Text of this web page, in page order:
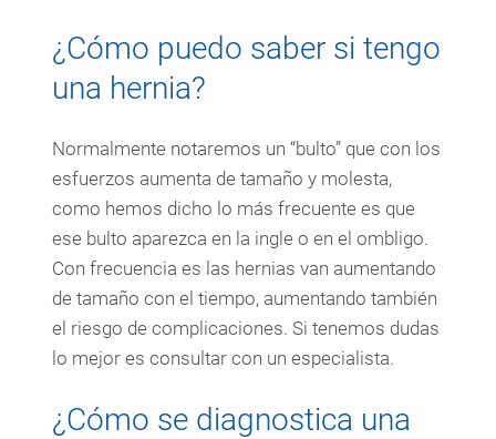
¿Cómo puedo saber si tengo
una hernia?
Normalmente notaremos un “bulto” que con los
esfuerzos aumenta de tamaño y molesta,
como hemos dicho lo más frecuente es que
ese bulto aparezca en la ingle o en el ombligo.
Con frecuencia es las hernias van aumentando
de tamaño con el tiempo, aumentando también
el riesgo de complicaciones. Si tenemos dudas
lo mejor es consultar con un especialista.
¿Cómo se diagnostica una